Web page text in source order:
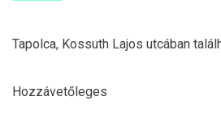
Tapolca, Kossuth Lajos utcában
Hozzávetőleges